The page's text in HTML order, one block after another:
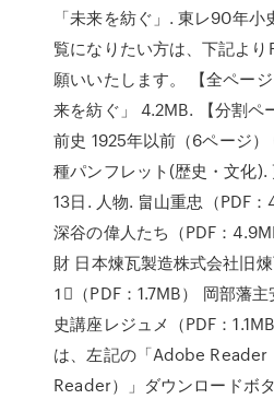
「未来を紡ぐ」. 東レ90年
覧になりたい方は、下記よ
願いいたします。 【全ペー
来を紡ぐ」 4.2MB. 【分割ペ
前史 1925年以前（6ページ
種パンフレット(歴史・文化
13日. 人物. 畠山重忠（PDF：
深谷の偉人たち（PDF：
財 日本煉瓦製造株式会社旧
1⃣（PDF：1.7MB） 岡部藩
史講座レジュメ（PDF：
は、左記の「Adobe
Reader）」ダウンロードボ